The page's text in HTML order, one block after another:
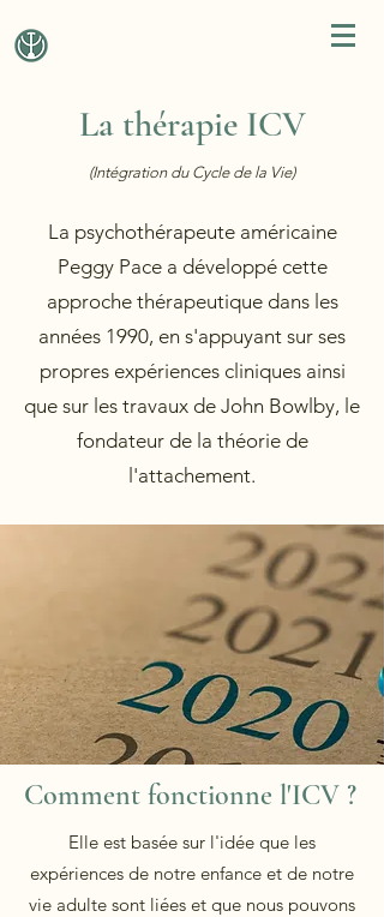
La thérapie ICV
(Intégration du Cycle de la Vie)
La psychothérapeute américaine
Peggy Pace a développé cette
approche thérapeutique dans les
années 1990, en s'appuyant sur ses
propres expériences cliniques ainsi
que sur les travaux de John Bowlby, le
fondateur de la théorie de
l'attachement.
Comment fonctionne l'ICV ?
Elle est basée sur l'idée que les
expériences de notre enfance et de notre
vie adulte sont liées et que nous pouvons